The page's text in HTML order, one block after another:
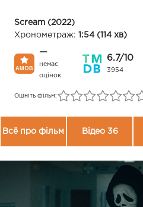
Scream (2022)
Хронометраж: 1:54 (114 хв)
—
немає
оцінок
6.7/10
3954
Оцініть фільм:
Всё про фільм Відео 36